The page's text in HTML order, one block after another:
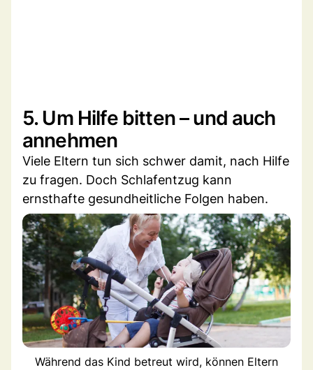
5. Um Hilfe bitten – und auch
annehmen
Viele Eltern tun sich schwer damit, nach Hilfe
zu fragen. Doch Schlafentzug kann
ernsthafte gesundheitliche Folgen haben.
Während das Kind betreut wird, können Eltern